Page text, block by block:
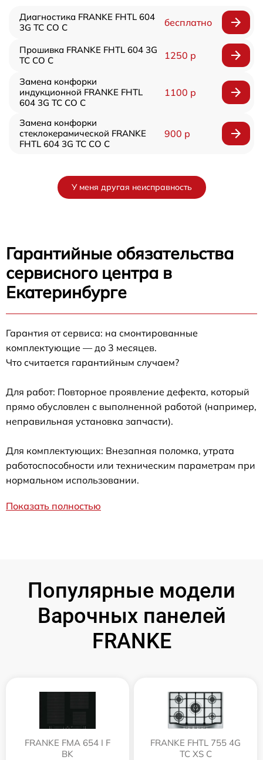
Диагностика FRANKE FHTL 604
3G TC CO C
бесплатно
Прошивка FRANKE FHTL 604 3G
TC CO C
1250 р
Замена конфорки
индукционной FRANKE FHTL
604 3G TC CO C
1100 р
Замена конфорки
стеклокерамической FRANKE
FHTL 604 3G TC CO C
900 р
У меня другая неисправность
Гарантийные обязательства
сервисного центра в
Екатеринбурге
Гарантия от сервиса: на смонтированные
комплектующие — до 3 месяцев.
Что считается гарантийным случаем?
Для работ: Повторное проявление дефекта, который
прямо обусловлен с выполненной работой (например,
неправильная установка запчасти).
Для комплектующих: Внезапная поломка, утрата
работоспособности или техническим параметрам при
нормальном использовании.
Показать полностью
Популярные модели
Варочных панелей
FRANKE
FRANKE FMA 654 I F
BK
FRANKE FHTL 755 4G
TC XS C